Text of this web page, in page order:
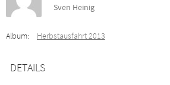
Sven Heinig
Album: Herbstausfahrt 2013
DETAILS